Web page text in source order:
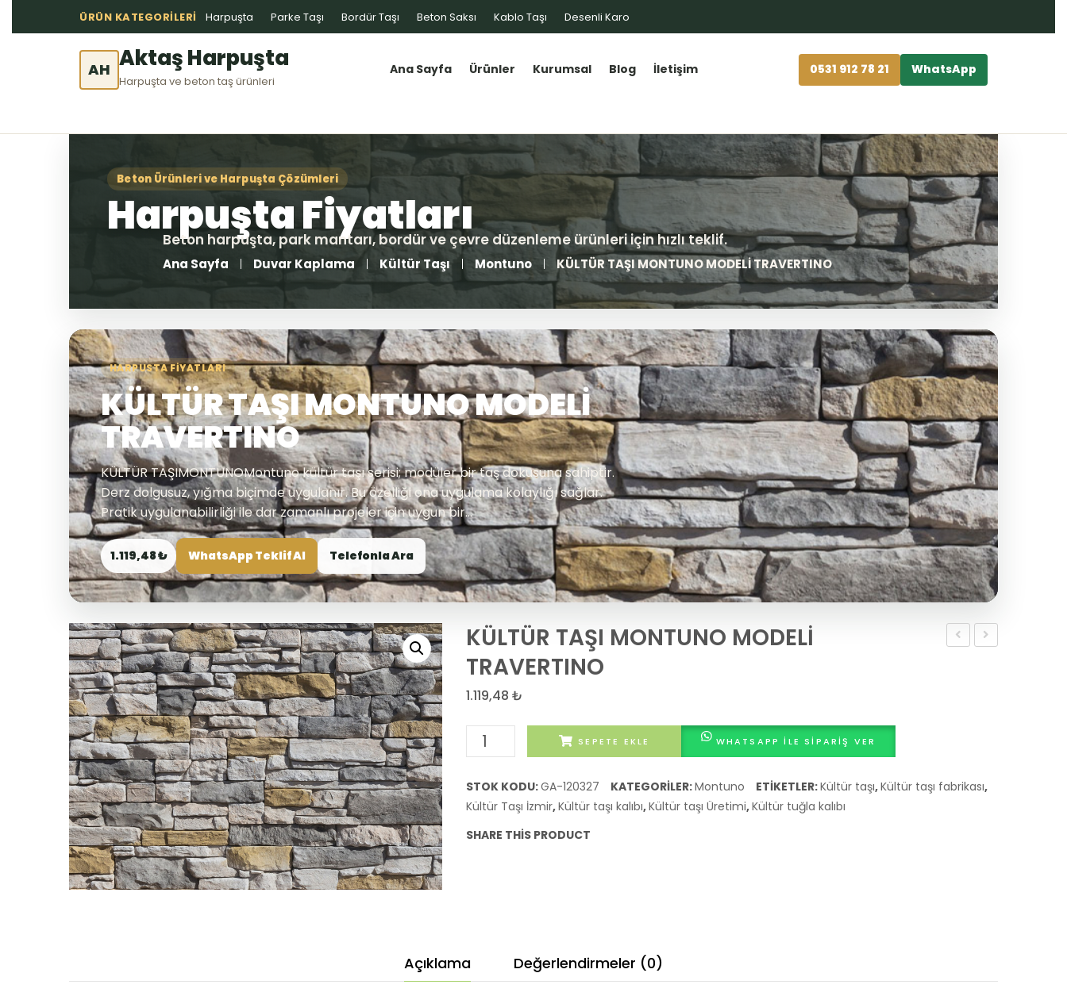
ÜRÜN KATEGORILERI Harpuşta Parke Taşı Bordür Taşı Beton Saksı Kablo Taşı Desenli Karo
AH Aktaş Harpuşta
Harpuşta ve beton taş ürünleri
Ana Sayfa Ürünler Kurumsal Blog İletişim 0531 912 78 21 WhatsApp
Ana Sayfa Duvar Kaplama Kültür Taşı Montuno KÜLTÜR TAŞI MONTUNO MODELİ TRAVERTINO
HARPUSTA FIYATLARI
KÜLTÜR TAŞI MONTUNO MODELİ
TRAVERTINO
KÜLTÜR TAŞIMONTUNOMontuno kültür taşı serisi; modüler bir taş dokusuna sahiptir.
Derz dolgusuz, yığma biçimde uygulanır. Bu özelliği ona uygulama kolaylığı sağlar.
Pratik uygulanabilirliği ile dar zamanlı projeler için uygun bir...
1.119,48 ₺ WhatsApp Teklif Al Telefonla Ara
KÜLTÜR TAŞI MONTUNO MODELİ
TRAVERTINO
1.119,48 ₺
KÜLTÜR
TAŞI
MODELİ
TRAVERTINO
adet
SEPETE EKLE WHATSAPP ILE SIPARIŞ VER
STOK KODU:GA-120327 KATEGORILER:Montuno ETIKETLER:Kültür taşı,Kültür taşı fabrikası,
Kültür Taşı İzmir,Kültür taşı kalıbı,Kültür taşı Üretimi,Kültür tuğla kalıbı
SHARE THIS PRODUCT
Açıklama Değerlendirmeler (0)